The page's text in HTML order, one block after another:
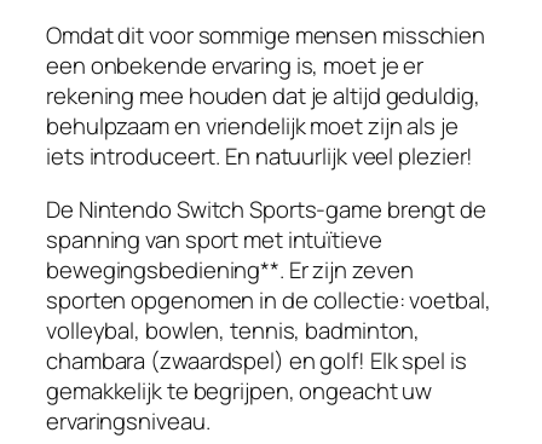
Omdat dit voor sommige mensen misschien
een onbekende ervaring is, moet je er
rekening mee houden dat je altijd geduldig,
behulpzaam en vriendelijk moet zijn als je
iets introduceert. En natuurlijk veel plezier!
De Nintendo Switch Sports-game brengt de
spanning van sport met intuïtieve
bewegingsbediening**. Er zijn zeven
sporten opgenomen in de collectie: voetbal,
volleybal, bowlen, tennis, badminton,
chambara (zwaardspel) en golf! Elk spel is
gemakkelijk te begrijpen, ongeacht uw
ervaringsniveau.